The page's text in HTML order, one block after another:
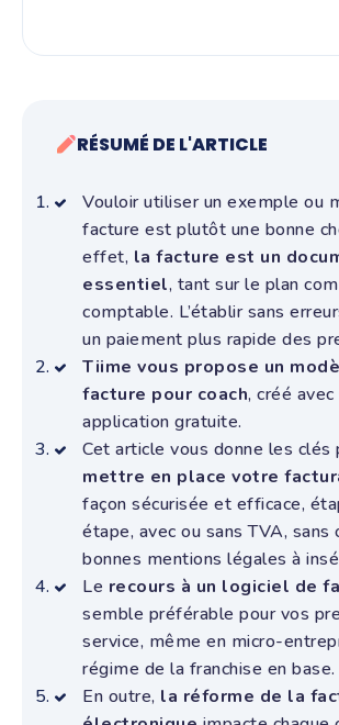
RÉSUMÉ DE L'ARTICLE
Vouloir utiliser un exemple ou
facture est plutôt une bonne
effet, la facture est un
essentiel, tant sur le plan
comptable. L’établir sans
un paiement plus rapide des
Tiime vous propose un
facture pour coach, créé avec
application gratuite.
Cet article vous donne les clés
mettre en place votre
façon sécurisée et efficace,
étape, avec ou sans TVA, sans
bonnes mentions légales à
Le recours à un logiciel de
semble préférable pour vos
service, même en micro-
régime de la franchise en base.
En outre, la réforme de la